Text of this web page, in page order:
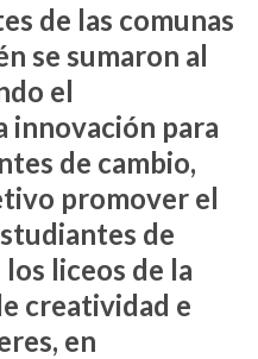
de las comunas
se sumaron al
el
innovación para
de cambio,
promover el
de
liceos de la
creatividad e
en